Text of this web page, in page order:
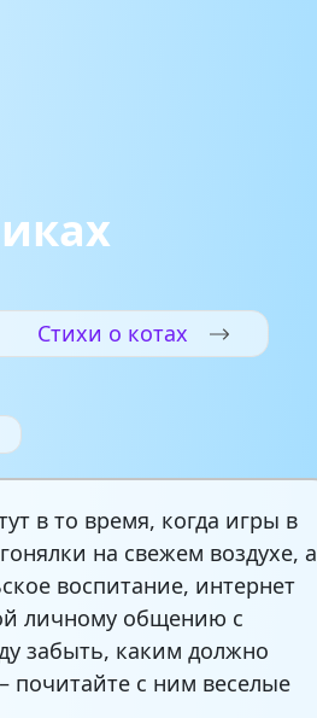
Стихи о котах
в то время, когда игры в
на свежем воздухе, а
воспитание, интернет
личному общению с
забыть, каким должно
почитайте с ним веселые